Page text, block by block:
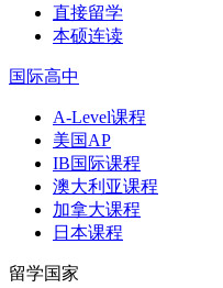
直接留学
本硕连读
国际高中
A-Level课程
美国AP
IB国际课程
澳大利亚课程
加拿大课程
日本课程
留学国家